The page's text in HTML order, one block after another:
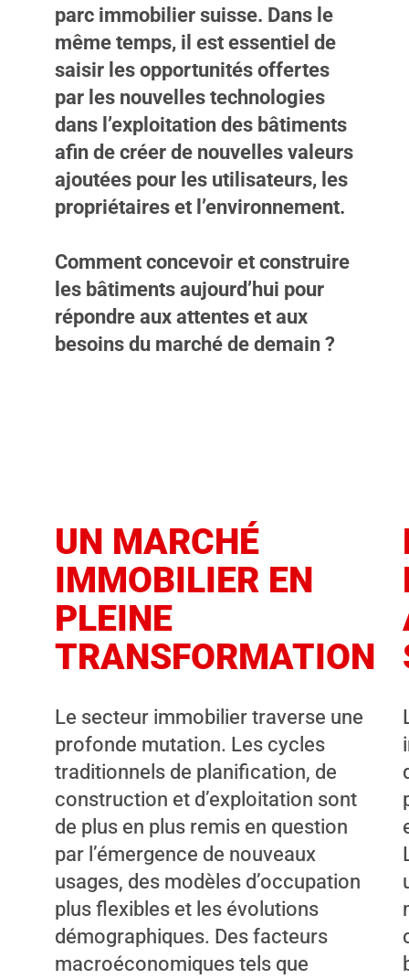
parc immobilier suisse. Dans le
même temps, il est essentiel de
saisir les opportunités offertes
par les nouvelles technologies
dans l’exploitation des bâtiments
afin de créer de nouvelles valeurs
ajoutées pour les utilisateurs, les
propriétaires et l’environnement.
Comment concevoir et construire
les bâtiments aujourd’hui pour
répondre aux attentes et aux
besoins du marché de demain ?
UN MARCHÉ
IMMOBILIER EN
PLEINE
TRANSFORMATION
Le secteur immobilier traverse une
profonde mutation. Les cycles
traditionnels de planification, de
construction et d’exploitation sont
de plus en plus remis en question
par l’émergence de nouveaux
usages, des modèles d’occupation
plus flexibles et les évolutions
démographiques. Des facteurs
macroéconomiques tels que